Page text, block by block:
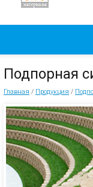
Подпорная
Главная / Продукция /